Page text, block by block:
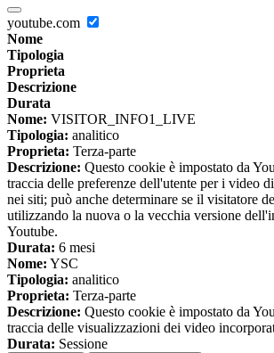
youtube.com
Nome
Tipologia
Proprieta
Descrizione
Durata
Nome: VISITOR_INFO1_LIVE
Tipologia: analitico
Proprieta: Terza-parte
Descrizione: Questo cookie è impostato da
traccia delle preferenze dell'utente per i video
nei siti; può anche determinare se il visitatore
utilizzando la nuova o la vecchia versione
Youtube.
Durata: 6 mesi
Nome: YSC
Tipologia: analitico
Proprieta: Terza-parte
Descrizione: Questo cookie è impostato da
traccia delle visualizzazioni dei video
Durata: Sessione